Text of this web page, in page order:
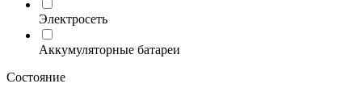
Электросеть
Аккумуляторные батареи
Состояние